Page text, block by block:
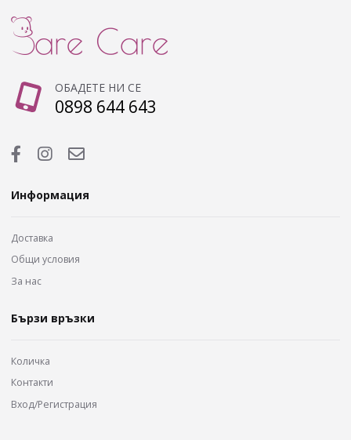
ОБАДЕТЕ НИ СЕ
0898 644 643
Информация
Доставка
Общи условия
За нас
Бързи връзки
Количка
Контакти
Вход/Регистрация